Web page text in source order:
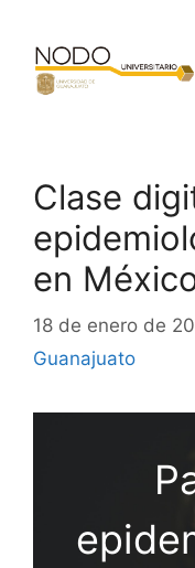
contenido
Clase
en
18 de enero de
Guanajuato